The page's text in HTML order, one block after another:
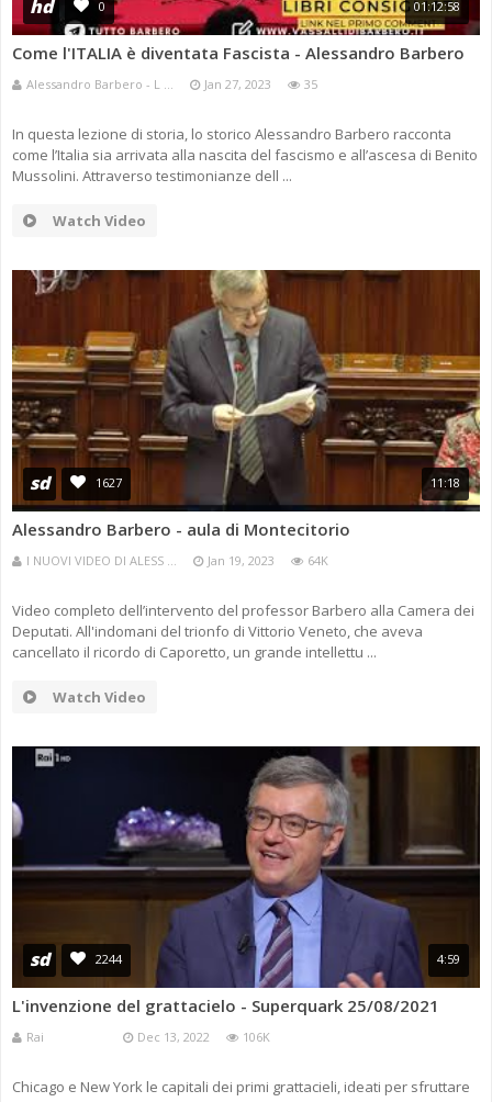
hd 0 01:12:58
Come l'ITALIA è diventata Fascista - Alessandro Barbero
Alessandro Barbero - L ... Jan 27, 2023 35
In questa lezione di storia, lo storico Alessandro Barbero racconta
come l’Italia sia arrivata alla nascita del fascismo e all’ascesa di Benito
Mussolini. Attraverso testimonianze dell ...
Watch Video
sd 1627 11:18
Alessandro Barbero - aula di Montecitorio
I NUOVI VIDEO DI ALESS ... Jan 19, 2023 64K
Video completo dell’intervento del professor Barbero alla Camera dei
Deputati. All'indomani del trionfo di Vittorio Veneto, che aveva
cancellato il ricordo di Caporetto, un grande intellettu ...
Watch Video
sd 2244 4:59
L'invenzione del grattacielo - Superquark 25/08/2021
Rai Dec 13, 2022 106K
Chicago e New York le capitali dei primi grattacieli, ideati per sfruttare